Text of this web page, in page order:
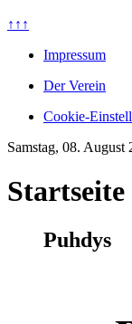
↑↑↑
Impressum
Der Verein
Cookie-
Samstag, 08. August
Startseite
Puhdys